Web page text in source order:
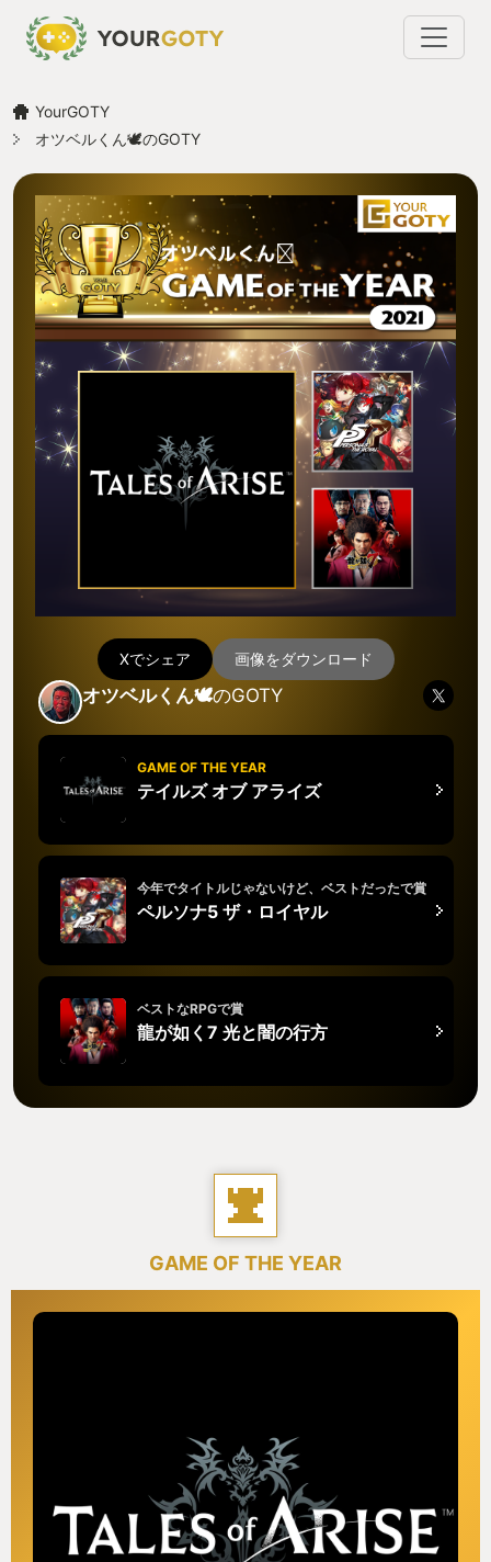
YourGOTY
オツベルくん🕊️のGOTY
Xでシェア 画像をダウンロード
オツベルくん🕊️のGOTY
GAME OF THE YEAR
テイルズ オブ アライズ
今年でタイトルじゃないけど、ベストだったで賞
ペルソナ5 ザ・ロイヤル
ベストなRPGで賞
龍が如く7 光と闇の行方
GAME OF THE YEAR